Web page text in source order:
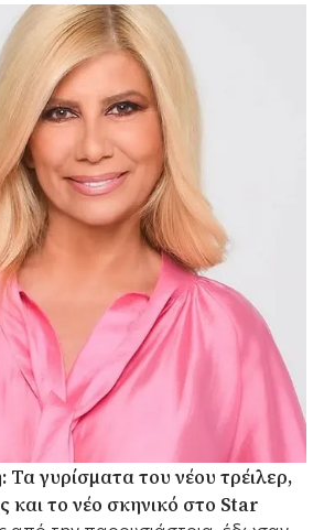
Τα γυρίσματα του νέου τρέιλερ,
και το νέο σκηνικό στο Star